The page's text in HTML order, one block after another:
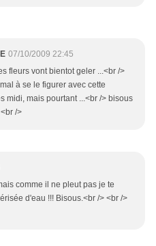
07/10/2009 22:45
fleurs vont bientot geler ...<br />
à se le figurer avec cette
midi, mais pourtant ...<br /> bisous
/>
comme il ne pleut pas je te
d'eau !!! Bisous.<br /> <br />